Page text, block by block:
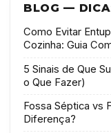
BLOG —
Como Evitar
Cozinha: Guia
5 Sinais de Que
o Que Fazer)
Fossa Séptica vs
Diferença?